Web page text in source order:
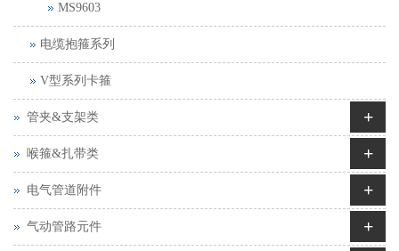
MS9603
电缆抱箍系列
V型系列卡箍
管夹&支架类 +
喉箍&扎带类 +
电气管道附件 +
气动管路元件 +